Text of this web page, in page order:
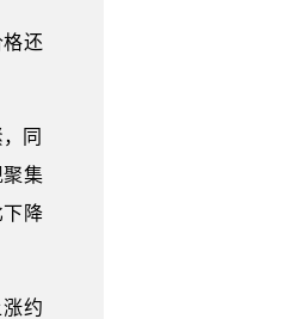
还
同
聚集
降
约